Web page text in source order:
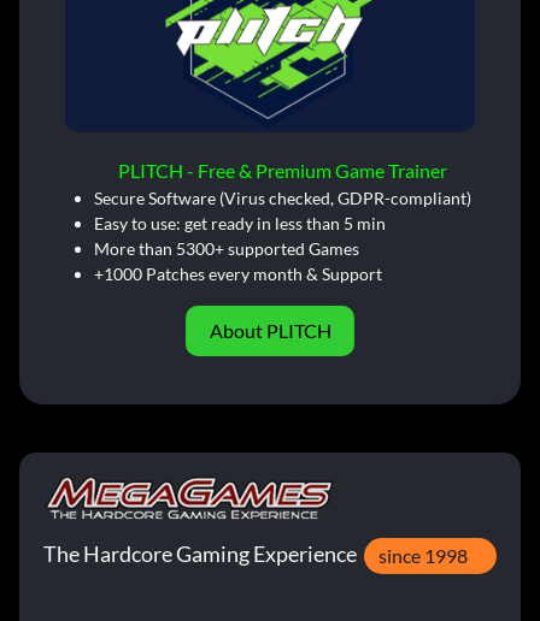
PLITCH - Free & Premium Game Trainer
Secure Software (Virus checked, GDPR-compliant)
Easy to use: get ready in less than 5 min
More than 5300+ supported Games
+1000 Patches every month & Support
About PLITCH
The Hardcore Gaming Experience since 1998